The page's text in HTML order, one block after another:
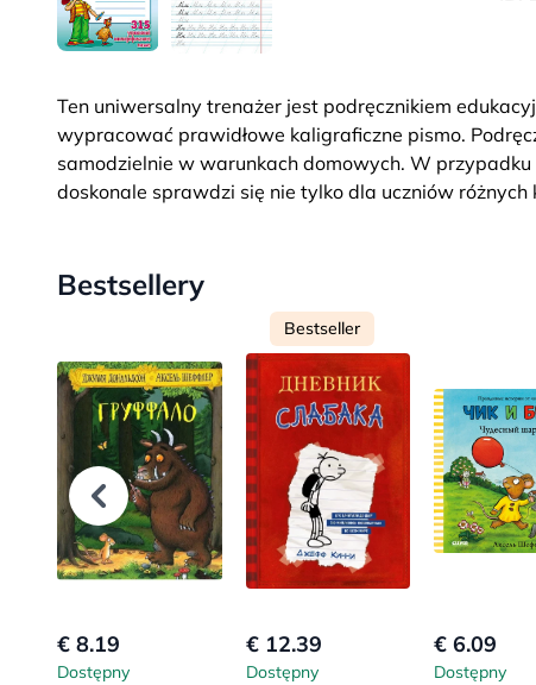
Ten uniwersalny trenażer jest podręcznikiem
wypracować prawidłowe kaligraficzne pismo.
samodzielnie w warunkach domowych. W
doskonale sprawdzi się nie tylko dla uczniów różnych
Bestsellery
€ 8.19
Dostępny
Bestseller
€ 12.39
Dostępny
€ 6.09
Dostępny